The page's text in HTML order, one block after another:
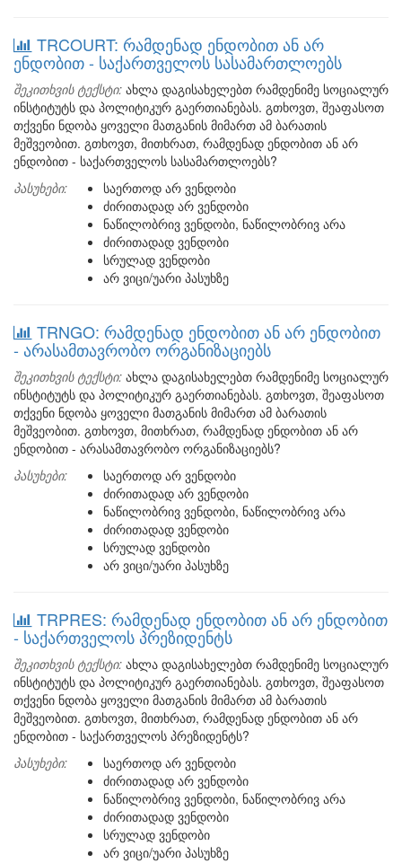
TRCOURT: რამდენად ენდობით ან არ
ენდობით - საქართველოს სასამართლოებს
შეკითხვის ტექსტი: ახლა დაგისახელებთ რამდენიმე სოციალურ
ინსტიტუტს და პოლიტიკურ გაერთიანებას. გთხოვთ, შეაფასოთ
თქვენი ნდობა ყოველი მათგანის მიმართ ამ ბარათის
მეშვეობით. გთხოვთ, მითხრათ, რამდენად ენდობით ან არ
ენდობით - საქართველოს სასამართლოებს?
პასუხები:
საერთოდ არ ვენდობი
ძირითადად არ ვენდობი
ნაწილობრივ ვენდობი, ნაწილობრივ არა
ძირითადად ვენდობი
სრულად ვენდობი
არ ვიცი/უარი პასუხზე
TRNGO: რამდენად ენდობით ან არ ენდობით
- არასამთავრობო ორგანიზაციებს
შეკითხვის ტექსტი: ახლა დაგისახელებთ რამდენიმე სოციალურ
ინსტიტუტს და პოლიტიკურ გაერთიანებას. გთხოვთ, შეაფასოთ
თქვენი ნდობა ყოველი მათგანის მიმართ ამ ბარათის
მეშვეობით. გთხოვთ, მითხრათ, რამდენად ენდობით ან არ
ენდობით - არასამთავრობო ორგანიზაციებს?
პასუხები:
საერთოდ არ ვენდობი
ძირითადად არ ვენდობი
ნაწილობრივ ვენდობი, ნაწილობრივ არა
ძირითადად ვენდობი
სრულად ვენდობი
არ ვიცი/უარი პასუხზე
TRPRES: რამდენად ენდობით ან არ ენდობით
- საქართველოს პრეზიდენტს
შეკითხვის ტექსტი: ახლა დაგისახელებთ რამდენიმე სოციალურ
ინსტიტუტს და პოლიტიკურ გაერთიანებას. გთხოვთ, შეაფასოთ
თქვენი ნდობა ყოველი მათგანის მიმართ ამ ბარათის
მეშვეობით. გთხოვთ, მითხრათ, რამდენად ენდობით ან არ
ენდობით - საქართველოს პრეზიდენტს?
პასუხები:
საერთოდ არ ვენდობი
ძირითადად არ ვენდობი
ნაწილობრივ ვენდობი, ნაწილობრივ არა
ძირითადად ვენდობი
სრულად ვენდობი
არ ვიცი/უარი პასუხზე